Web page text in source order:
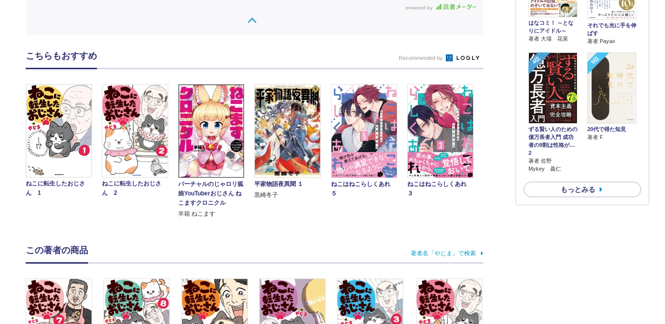
powered by
はなコミ！ ～とな
りにアイドル～
著者 大場 花菜
それでも光に手を伸
ばす
著者 Payao
4位
ずる賢い人のための
億万長者入門 成功
者の9割は性格が…
2
著者 佐野
Mykey 義仁
5位
20代で得た知見
著者 F
もっとみる
こちらもおすすめ Recommended by
ねこに転生したおじさ
ん 1
ねこに転生したおじさ
ん 2
バーチャルのじゃロリ狐
娘YouTuberおじさん ね
こますクロニクル
羊箱 ねこます
平家物語夜異聞 １
黒崎冬子
ねこはねこらしくあれ
５
ねこはねこらしくあれ
３
この著者の商品 著者名「やじま」で検索